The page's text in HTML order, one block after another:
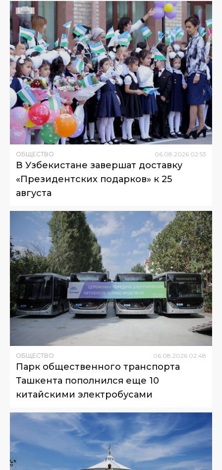
ОБЩЕСТВО 06 08 2026 02:53
В Узбекистане завершат доставку
«Президентских подарков» к 25
августа
ОБЩЕСТВО 06 08 2026 02:48
Парк общественного транспорта
Ташкента пополнился еще 10
китайскими электробусами